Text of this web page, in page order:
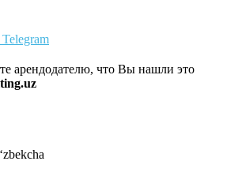
арендодателю, что Вы нашли это